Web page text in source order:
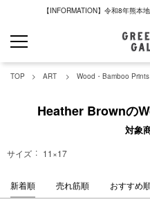
【INFORMATION】令和8年熊本
TOP ART Wood・Bamboo Prints
Heather Brownの
対象
サイズ 11×17
新着順 売れ筋順 おすすめ